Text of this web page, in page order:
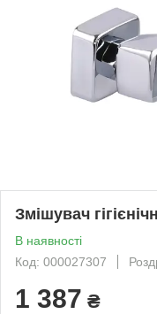
Змішувач
В наявності
Код: 000027307
1 387 ₴